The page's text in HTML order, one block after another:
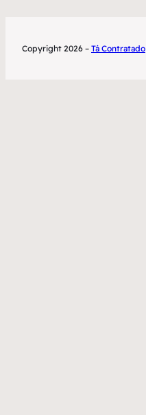
Copyright 2026 – Tá Contratado